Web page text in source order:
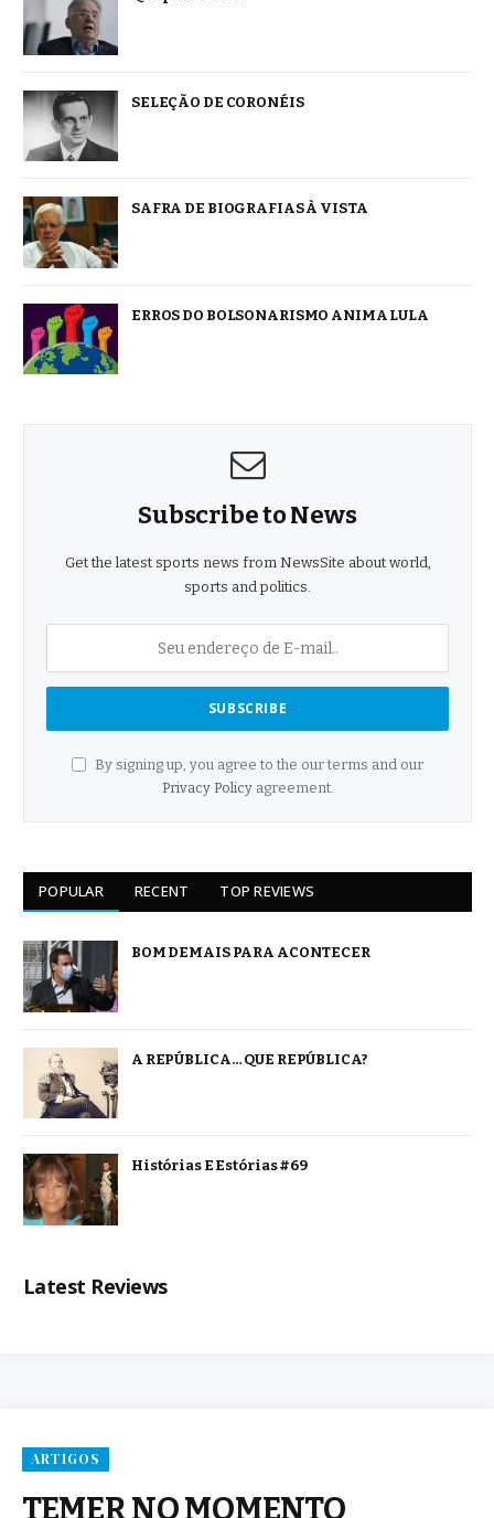
SELEÇÃO DE CORONÉIS
SAFRA DE BIOGRAFIAS À VISTA
ERROS DO BOLSONARISMO ANIMA LULA
Subscribe to News
Get the latest sports news from NewsSite about world,
sports and politics.
By signing up, you agree to the our terms and our
Privacy Policyagreement.
POPULAR RECENT TOP REVIEWS
BOM DEMAIS PARA ACONTECER
A REPÚBLICA… QUE REPÚBLICA?
Histórias E Estórias #69
Latest Reviews
ARTIGOS
TEMER NO MOMENTO